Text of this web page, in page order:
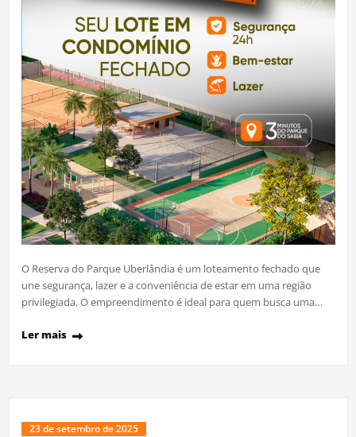
O Reserva do Parque Uberlândia é um loteamento fechado que
une segurança, lazer e a conveniência de estar em uma região
privilegiada. O empreendimento é ideal para quem busca uma…
Ler mais
23 de setembro de 2025